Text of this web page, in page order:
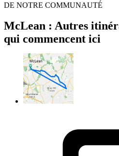
DE NOTRE COMMUNAUTÉ
McLean : Autres
qui commencent ici